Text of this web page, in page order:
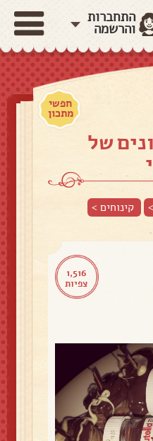
התחברות
והרשמה
חפשי
מתכון
של
קינוחים>
1,516
צפיות